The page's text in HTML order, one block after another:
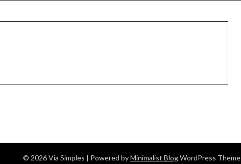
© 2026 Via Simples | Powered byMinimalist BlogWordPress Theme